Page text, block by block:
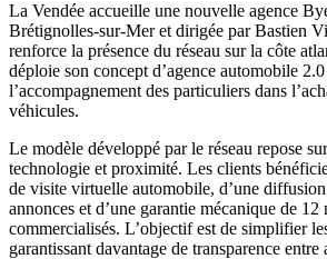
La Vendée accueille une nouvelle agence
Brétignolles-sur-Mer et dirigée par Bastien
renforce la présence du réseau sur la côte
déploie son concept d’agence automobile
l’accompagnement des particuliers dans
véhicules.
Le modèle développé par le réseau repose
technologie et proximité. Les clients
de visite virtuelle automobile, d’une
annonces et d’une garantie mécanique de
commercialisés. L’objectif est de simplifier
garantissant davantage de transparence entre